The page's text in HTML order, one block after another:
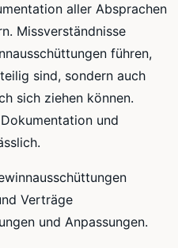
aller Absprachen
Missverständnisse
führen,
sind, sondern auch
sich ziehen können.
und
Verträge
und Anpassungen.